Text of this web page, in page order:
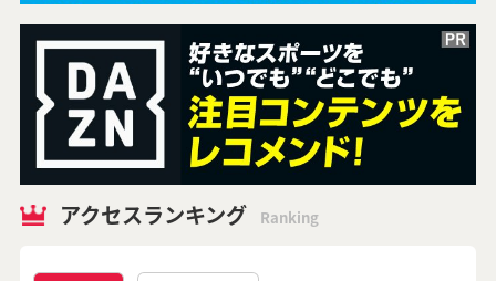
アクセスランキング Ranking